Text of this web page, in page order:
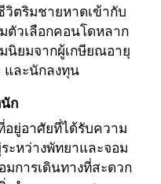
ตริมชายหาดเข้ากับ
ตัวเลือกคอนโดหลาก
นิยมจากผู้เกษียณอายุ
และนักลงทุน
ก
ยู่อาศัยที่ได้รับความ
ะหว่างพัทยาและจอม
มการเดินทางที่สะดวก